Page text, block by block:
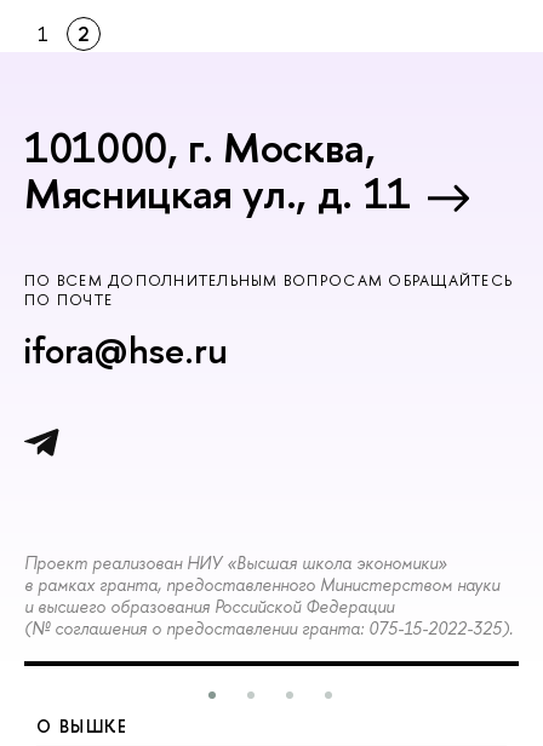
1 2
101000, г. Москва,
Мясницкая ул., д. 11
ПО ВСЕМ ДОПОЛНИТЕЛЬНЫМ ВОПРОСАМ ОБРАЩАЙТЕСЬ
ПО ПОЧТЕ
ifora@hse.ru
Проект реализован НИУ «Высшая школа экономики»
в рамках гранта, предоставленного Министерством науки
и высшего образования Российской Федерации
(№ соглашения о предоставлении гранта: 075-15-2022-325).
О ВЫШКЕ